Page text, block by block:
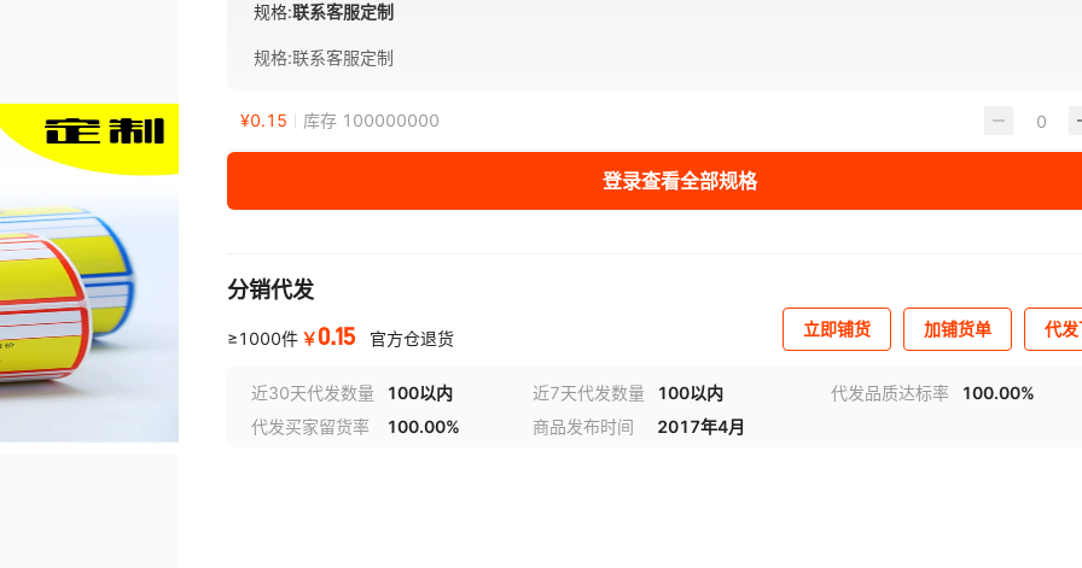
规格:联系客服定制
规格:联系客服定制
¥0.15 库存 100000000
登录查看全部规格
分销代发
≥1000件 ￥0.15 官方仓退货 立即铺货 加铺货单 代
近30天代发数量 100以内 近7天代发数量 100以内 代发品质达标率
100.00%
代发买家留货率
100.00% 商品发布时间 2017年4月